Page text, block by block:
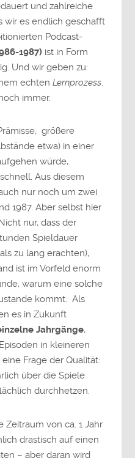
und zahlreiche
wir es endlich geschafft
Podcast-
1987) ist in Form
Und wir geben zu:
echtenLernprozess.
immer.
größere
etwa) in einer
würde,
Aus diesem
nur noch um zwei
1987. Aber selbst hier
nur, dass der
Spieldauer
zu lang erachten),
ist im Vorfeld enorm
warum eine solche
kommt. Als
es in Zukunft
Jahrgänge,
in kleineren
Frage der Qualität:
über die Spiele
durchhetzen.
Zeitraum von ca. 1 Jahr
drastisch auf einen
– aber daran wird